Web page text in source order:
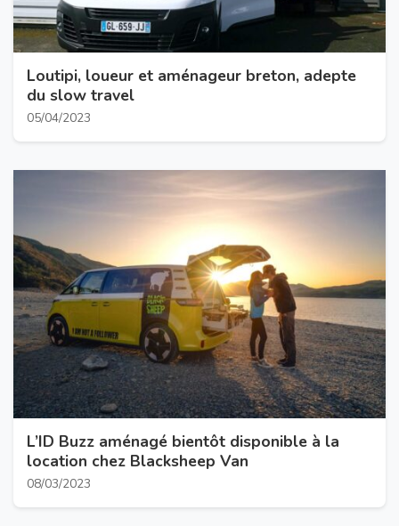
Loutipi, loueur et aménageur breton, adepte
du slow travel
05/04/2023
L’ID Buzz aménagé bientôt disponible à la
location chez Blacksheep Van
08/03/2023